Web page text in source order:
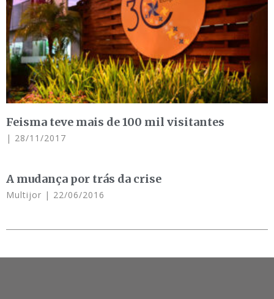
Feisma teve mais de 100 mil visitantes
28/11/2017
A mudança por trás da crise
Multijor 22/06/2016